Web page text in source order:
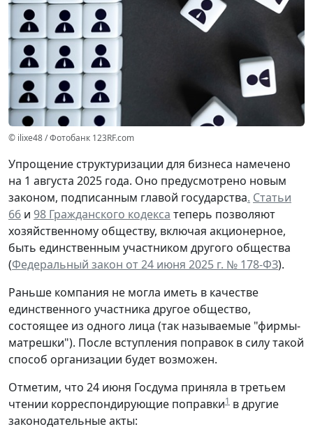
© ilixe48 / Фотобанк 123RF.com
Упрощение структуризации для бизнеса намечено
на 1 августа 2025 года. Оно предусмотрено новым
законом, подписанным главой государства. Статьи
66 и 98 Гражданского кодекса теперь позволяют
хозяйственному обществу, включая акционерное,
быть единственным участником другого общества
(Федеральный закон от 24 июня 2025 г. № 178-ФЗ).
Раньше компания не могла иметь в качестве
единственного участника другое общество,
состоящее из одного лица (так называемые "фирмы-
матрешки"). После вступления поправок в силу такой
способ организации будет возможен.
Отметим, что 24 июня Госдума приняла в третьем
чтении корреспондирующие поправки1 в другие
законодательные акты: